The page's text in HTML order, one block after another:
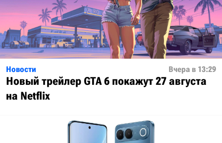
Новости Вчера в 13:29
Новый трейлер GTA 6 покажут 27 августа
на Netflix